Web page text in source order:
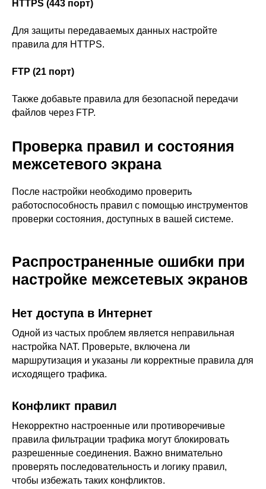
HTTPS (443 порт)
Для защиты передаваемых данных настройте
правила для HTTPS.
FTP (21 порт)
Также добавьте правила для безопасной передачи
файлов через FTP.
Проверка правил и состояния
межсетевого экрана
После настройки необходимо проверить
работоспособность правил с помощью инструментов
проверки состояния, доступных в вашей системе.
Распространенные ошибки при
настройке межсетевых экранов
Нет доступа в Интернет
Одной из частых проблем является неправильная
настройка NAT. Проверьте, включена ли
маршрутизация и указаны ли корректные правила для
исходящего трафика.
Конфликт правил
Некорректно настроенные или противоречивые
правила фильтрации трафика могут блокировать
разрешенные соединения. Важно внимательно
проверять последовательность и логику правил,
чтобы избежать таких конфликтов.
+7 (800) 555-33-40
Внедрения
Ideco NGFW Novum
620 066, Россия, г. Екатеринбург,
ИНН 6670208848
ООО «Айдеко»
Продукт развивается
Содействия Инновациям